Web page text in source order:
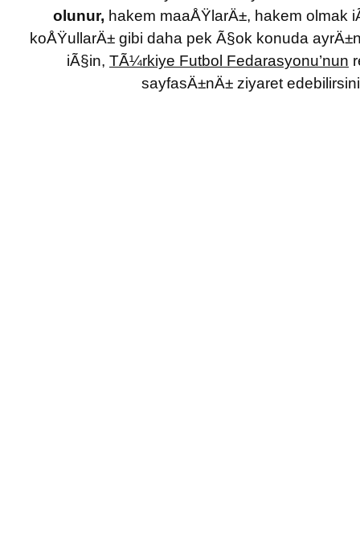
olunur, hakem maaÅŸlarÄ±, hakem olmak
koÅŸullarÄ± gibi daha pek Ã§ok konuda
iÃ§in, TÃ¼rkiye Futbol Fedarasyonu’nun
sayfasÄ±nÄ± ziyaret